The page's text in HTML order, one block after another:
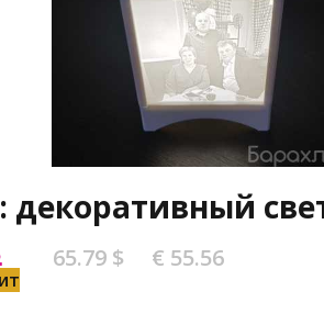
декоративный
65.79 $ € 55.56